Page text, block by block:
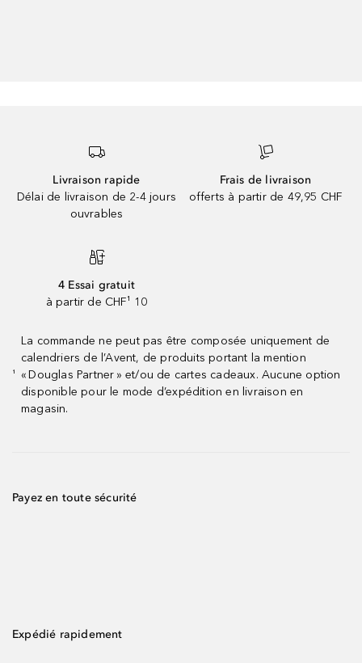
Livraison rapide
Délai de livraison de 2-4 jours
ouvrables
Frais de livraison
offerts à partir de 49,95 CHF
4 Essai gratuit
à partir de CHF¹ 10
¹
La commande ne peut pas être composée uniquement de
calendriers de l’Avent, de produits portant la mention
« Douglas Partner » et/ou de cartes cadeaux. Aucune option
disponible pour le mode d’expédition en livraison en
magasin.
Payez en toute sécurité
Expédié rapidement